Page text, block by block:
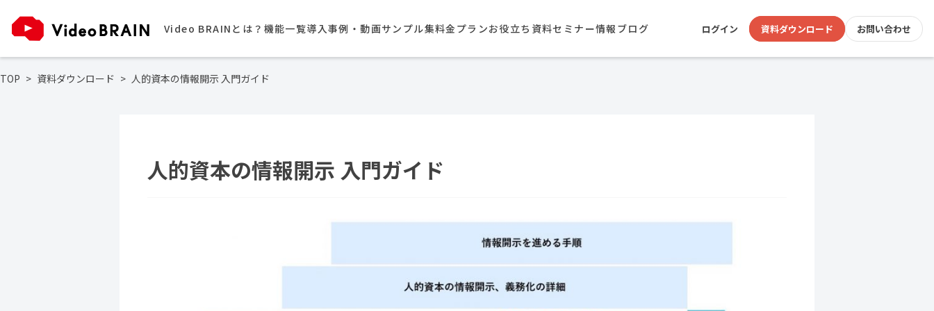
Video BRAINとは？ 機能一覧導入事例・動画サンプル集​料金プランお役立ち資料セミナー情報 ブログ ログイン 資料ダウンロード お問い合わせ
TOP 資料ダウンロード 人的資本の情報開示 入門ガイド
人的資本の情報開示 入門ガイド